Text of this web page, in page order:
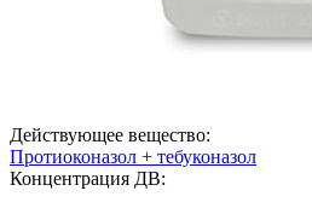
Действующее вещество:
Протиоконазол + тебуконазол
Концентрация ДВ: